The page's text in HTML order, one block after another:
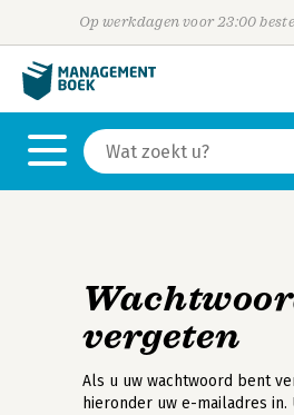
Op werkdagen voor 23:00
vergeten
Als u uw wachtwoord bent
hieronder uw e-mailadres in.